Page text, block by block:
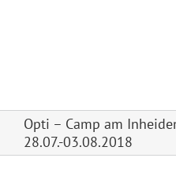
Opti – Camp am
28.07.-03.08.2018